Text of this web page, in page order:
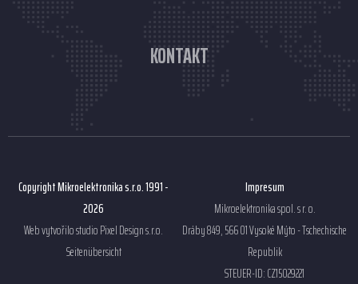
KONTAKT
Copyright Mikroelektronika s.r.o. 1991 -
2026
Web vytvořilo studioPixel Design s.r.o.
Seitenübersicht
Impresum
Mikroelektronika spol. s r. o.
Dráby 849, 566 01 Vysoké Mýto - Tschechische
Republik
STEUER-ID: CZ15029221